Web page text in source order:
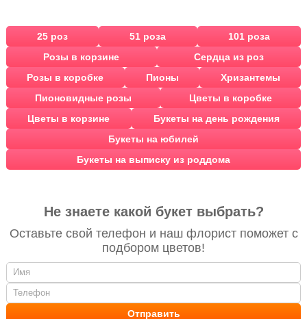
25 роз 51 роза
101 роза
Розы в корзине
Сердца из роз
Розы в коробке
Пионы
Хризантемы
Пионовидные розы
Цветы в коробке
Цветы в корзине
Букеты на день рождения
Букеты на юбилей
Букеты на выписку из роддома
Не знаете какой букет выбрать?
Оставьте свой телефон и наш флорист поможет с
подбором цветов!